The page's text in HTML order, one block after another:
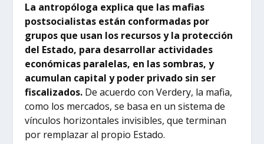
La antropóloga explica que las mafias
postsocialistas están conformadas por
grupos que usan los recursos y la protección
del Estado, para desarrollar actividades
económicas paralelas, en las sombras, y
acumulan capital y poder privado sin ser
fiscalizados. De acuerdo con Verdery, la mafia,
como los mercados, se basa en un sistema de
vínculos horizontales invisibles, que terminan
por remplazar al propio Estado.